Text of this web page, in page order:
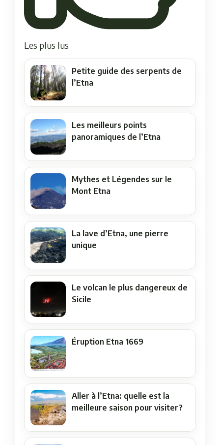
Les plus lus
Petite guide des serpents de
l’Etna
Les meilleurs points
panoramiques de l’Etna
Mythes et Légendes sur le
Mont Etna
La lave d’Etna, une pierre
unique
Le volcan le plus dangereux de
Sicile
Éruption Etna 1669
Aller à l’Etna: quelle est la
meilleure saison pour visiter?